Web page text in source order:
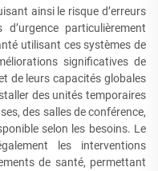
ainsi le risque d’erreurs
particulièrement
utilisant ces systèmes de
significatives de
de leurs capacités globales
des unités temporaires
des salles de conférence,
selon les besoins. Le
les interventions
de santé, permettant